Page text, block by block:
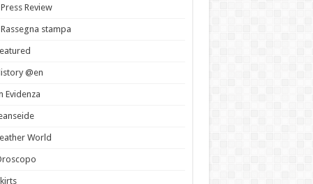
Review
stampa
@en
Evidenza
World